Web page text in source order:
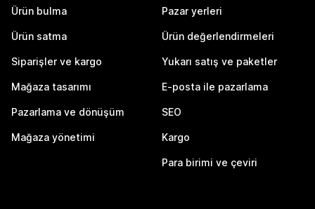
Ürün bulma
Ürün satma
Siparişler ve kargo
Mağaza tasarımı
Pazarlama ve dönüşüm
Mağaza yönetimi
Pazar yerleri
Ürün değerlendirmeleri
Yukarı satış ve paketler
E-posta ile pazarlama
SEO
Kargo
Para birimi ve çeviri